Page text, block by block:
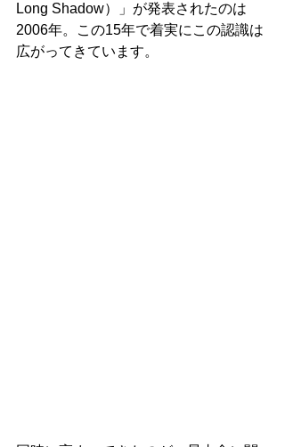
Long Shadow）」が発表されたのは
2006年。この15年で着実にこの認識は
広がってきています。